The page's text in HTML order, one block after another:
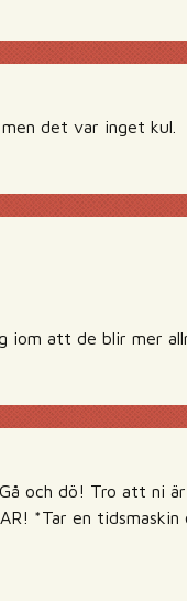
det var inget kul.
iom att de blir mer
Gå och dö! Tro att ni
*Tar en